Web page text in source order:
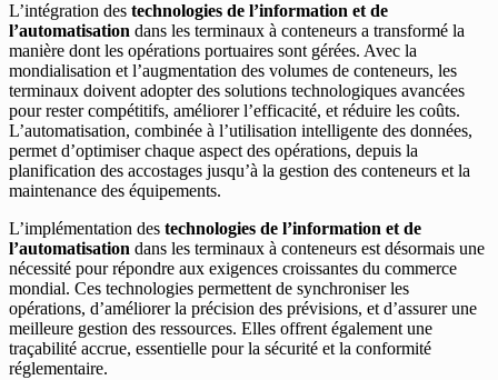
L’intégration des technologies de l’information et de
l’automatisation dans les terminaux à conteneurs a transformé la
manière dont les opérations portuaires sont gérées. Avec la
mondialisation et l’augmentation des volumes de conteneurs, les
terminaux doivent adopter des solutions technologiques avancées
pour rester compétitifs, améliorer l’efficacité, et réduire les coûts.
L’automatisation, combinée à l’utilisation intelligente des données,
permet d’optimiser chaque aspect des opérations, depuis la
planification des accostages jusqu’à la gestion des conteneurs et la
maintenance des équipements.
L’implémentation des technologies de l’information et de
l’automatisation dans les terminaux à conteneurs est désormais une
nécessité pour répondre aux exigences croissantes du commerce
mondial. Ces technologies permettent de synchroniser les
opérations, d’améliorer la précision des prévisions, et d’assurer une
meilleure gestion des ressources. Elles offrent également une
traçabilité accrue, essentielle pour la sécurité et la conformité
réglementaire.